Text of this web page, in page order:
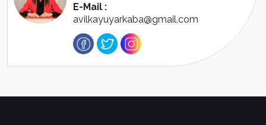
E-Mail :
avilkayuyarkaba@gmail.com